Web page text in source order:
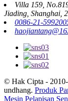
Villa 159,
Jiading, Shanghai,
0086-21-
© Hak Cipta -
undhang. Produk
Mesin Pelapisan